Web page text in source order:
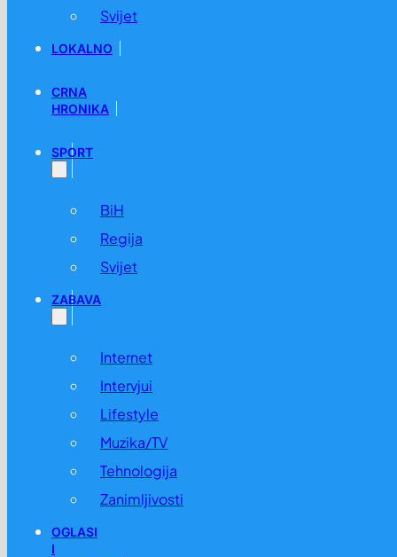
Svijet
LOKALNO
CRNA
HRONIKA
SPORT
BiH
Regija
Svijet
ZABAVA
Internet
Intervjui
Lifestyle
Muzika/TV
Tehnologija
Zanimljivosti
OGLASI
I